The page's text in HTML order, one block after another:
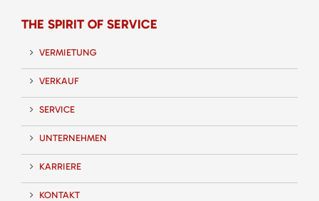
THE SPIRIT OF SERVICE
VERMIETUNG
VERKAUF
SERVICE
UNTERNEHMEN
KARRIERE
KONTAKT